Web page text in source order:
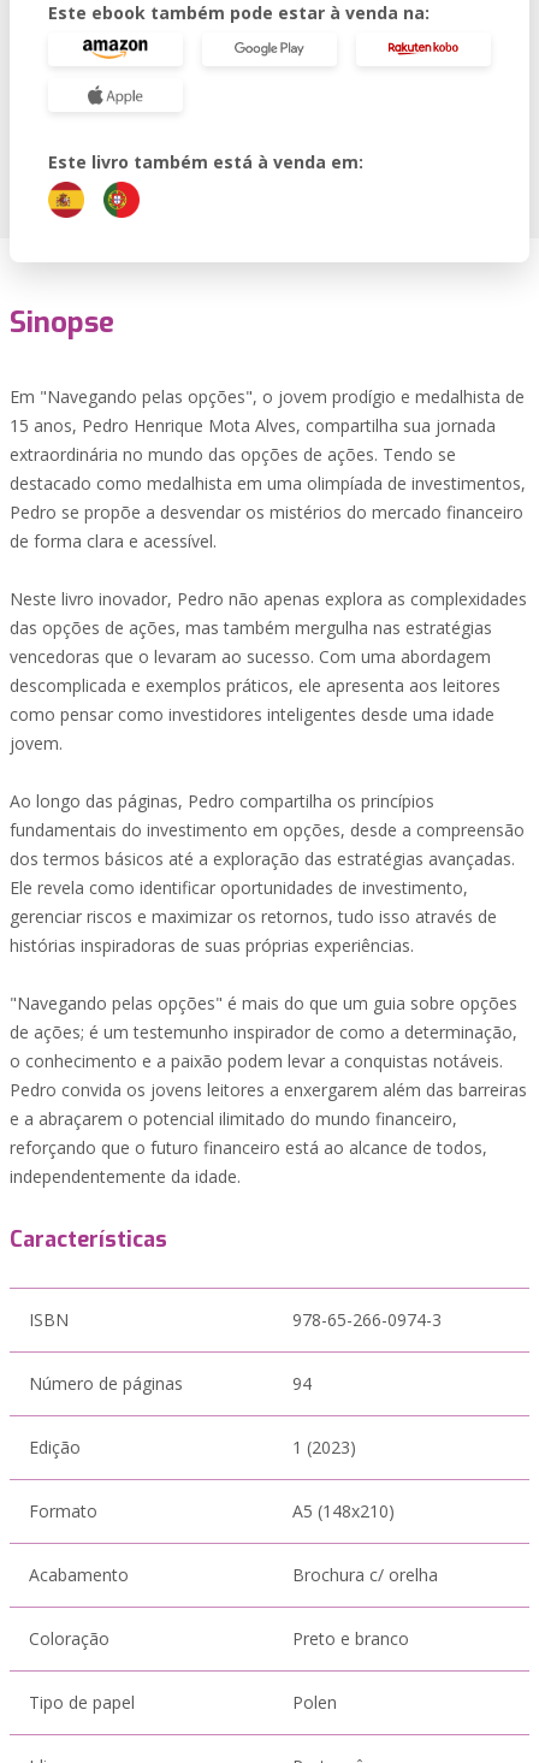
Este ebook também pode estar à venda na:
Este livro também está à venda em:
Sinopse
Em "Navegando pelas opções", o jovem prodígio e medalhista de
15 anos, Pedro Henrique Mota Alves, compartilha sua jornada
extraordinária no mundo das opções de ações. Tendo se
destacado como medalhista em uma olimpíada de investimentos,
Pedro se propõe a desvendar os mistérios do mercado financeiro
de forma clara e acessível.
Neste livro inovador, Pedro não apenas explora as complexidades
das opções de ações, mas também mergulha nas estratégias
vencedoras que o levaram ao sucesso. Com uma abordagem
descomplicada e exemplos práticos, ele apresenta aos leitores
como pensar como investidores inteligentes desde uma idade
jovem.
Ao longo das páginas, Pedro compartilha os princípios
fundamentais do investimento em opções, desde a compreensão
dos termos básicos até a exploração das estratégias avançadas.
Ele revela como identificar oportunidades de investimento,
gerenciar riscos e maximizar os retornos, tudo isso através de
histórias inspiradoras de suas próprias experiências.
"Navegando pelas opções" é mais do que um guia sobre opções
de ações; é um testemunho inspirador de como a determinação,
o conhecimento e a paixão podem levar a conquistas notáveis.
Pedro convida os jovens leitores a enxergarem além das barreiras
e a abraçarem o potencial ilimitado do mundo financeiro,
reforçando que o futuro financeiro está ao alcance de todos,
independentemente da idade.
Características
ISBN 978-65-266-0974-3
Número de páginas 94
Edição 1 (2023)
Formato A5 (148x210)
Acabamento Brochura c/ orelha
Coloração Preto e branco
Tipo de papel Polen